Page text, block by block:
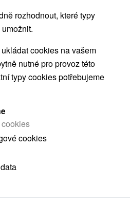
rozhodnout, které typy
cookies na vašem
nutné pro provoz této
typy cookies potřebujeme
cookies